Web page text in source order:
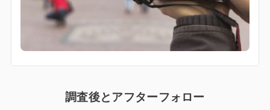
調査後とアフターフォロー